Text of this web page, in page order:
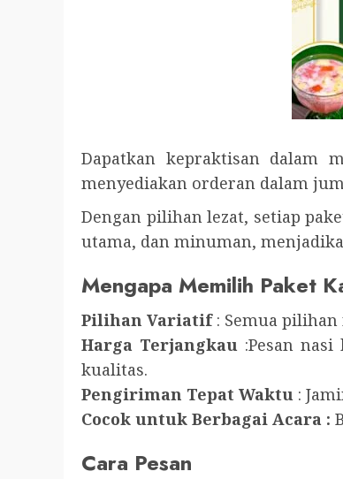
Dapatkan kepraktisan dalam
menyediakan orderan dalam
Dengan pilihan lezat, setiap
utama, dan minuman,
Mengapa Memilih Paket
Pilihan Variatif: Semua pilihan
Harga Terjangkau:Pesan nasi
kualitas.
Pengiriman Tepat Waktu :
Cocok untuk Berbagai Acara :
Cara Pesan